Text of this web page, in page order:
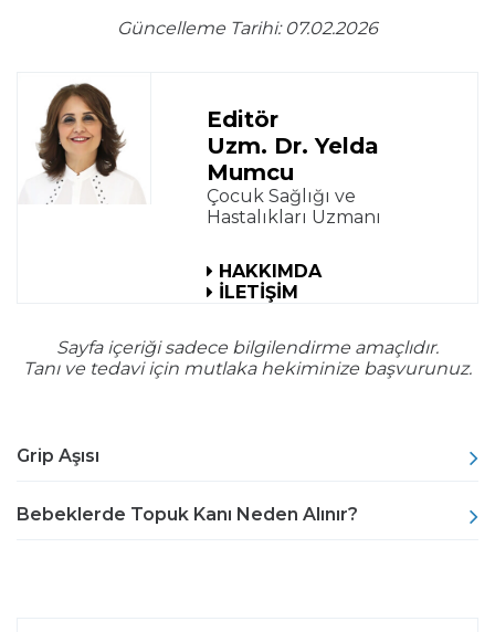
Güncelleme Tarihi: 07.02.2026
Editör
Uzm. Dr. Yelda
Mumcu
Çocuk Sağlığı ve
Hastalıkları Uzmanı
HAKKIMDA
İLETİŞİM
Sayfa içeriği sadece bilgilendirme amaçlıdır.
Tanı ve tedavi için mutlaka hekiminize başvurunuz.
Grip Aşısı
Bebeklerde Topuk Kanı Neden Alınır?